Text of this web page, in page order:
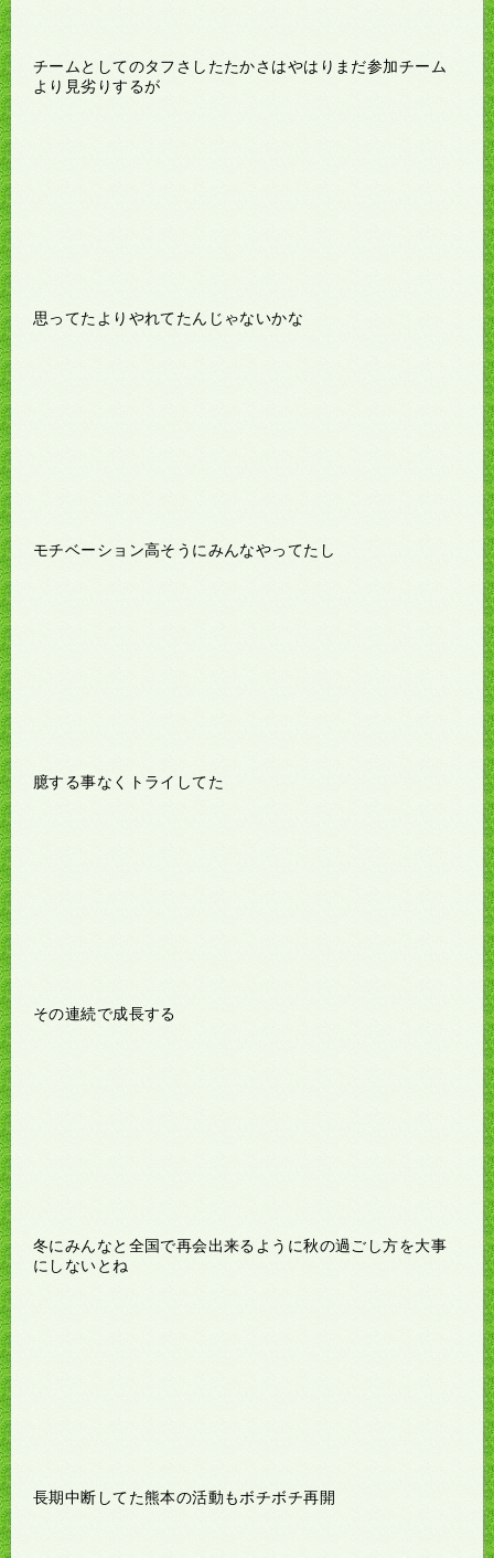
チームとしてのタフさしたたかさはやはりまだ参加チーム
より見劣りするが
思ってたよりやれてたんじゃないかな
モチベーション高そうにみんなやってたし
臆する事なくトライしてた
その連続で成長する
冬にみんなと全国で再会出来るように秋の過ごし方を大事
にしないとね
長期中断してた熊本の活動もボチボチ再開